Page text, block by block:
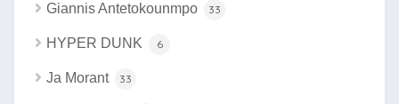
Giannis Antetokounmpo 33
HYPER DUNK 6
Ja Morant 33